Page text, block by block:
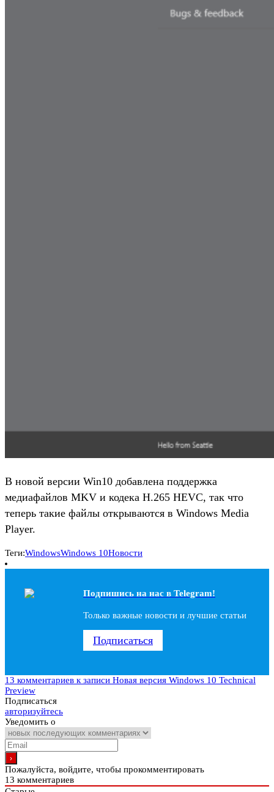
В новой версии Win10 добавлена поддержка
медиафайлов MKV и кодека H.265 HEVC, так что
теперь такие файлы открываются в Windows Media
Player.
Теги:WindowsWindows 10Новости
Подпишись на наc в Telegram!
Только важные новости и лучшие статьи
Подписаться
13 комментариев к записи Новая версия Windows 10 Technical
Preview
Подписаться
авторизуйтесь
Уведомить о
Пожалуйста, войдите, чтобы прокомментировать
13 комментариев